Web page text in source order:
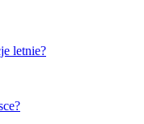
letnie?